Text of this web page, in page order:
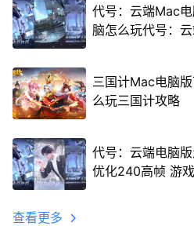
代号：云端Mac
脑怎么玩代号：
三国计Mac电脑
么玩三国计攻略
代号：云端电脑
优化240高帧 游
查看更多